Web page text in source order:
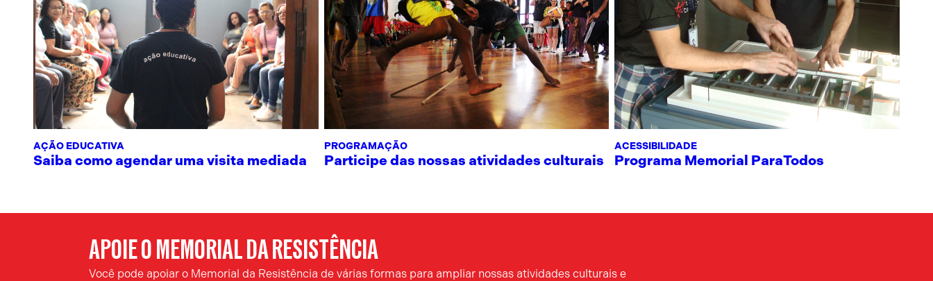
AÇÃO EDUCATIVA
Saiba como agendar uma visita mediada
PROGRAMAÇÃO
Participe das nossas atividades culturais
ACESSIBILIDADE
Programa Memorial ParaTodos
APOIE O MEMORIAL DA RESISTÊNCIA
Você pode apoiar o Memorial da Resistência de várias formas para ampliar nossas atividades culturais e